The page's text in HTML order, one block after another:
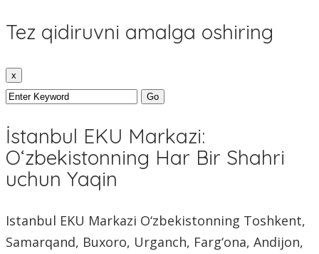
Tez qidiruvni amalga oshiring
x
İstanbul EKU Markazi:
O‘zbekistonning Har Bir Shahri
uchun Yaqin
Istanbul EKU Markazi O‘zbekistonning Toshkent,
Samarqand, Buxoro, Urganch, Farg‘ona, Andijon,